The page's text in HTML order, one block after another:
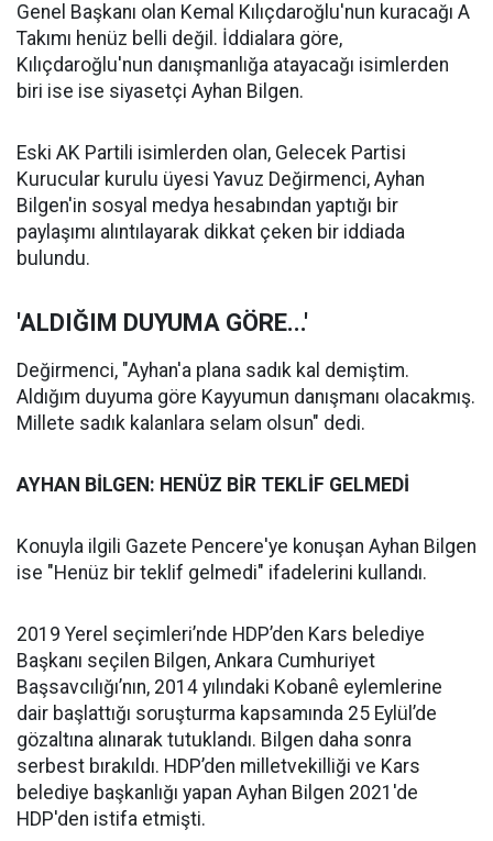
Genel Başkanı olan Kemal Kılıçdaroğlu'nun kuracağı A
Takımı henüz belli değil. İddialara göre,
Kılıçdaroğlu'nun danışmanlığa atayacağı isimlerden
biri ise ise siyasetçi Ayhan Bilgen.
Eski AK Partili isimlerden olan, Gelecek Partisi
Kurucular kurulu üyesi Yavuz Değirmenci, Ayhan
Bilgen'in sosyal medya hesabından yaptığı bir
paylaşımı alıntılayarak dikkat çeken bir iddiada
bulundu.
'ALDIĞIM DUYUMA GÖRE...'
Değirmenci, "Ayhan'a plana sadık kal demiştim.
Aldığım duyuma göre Kayyumun danışmanı olacakmış.
Millete sadık kalanlara selam olsun" dedi.
AYHAN BİLGEN: HENÜZ BİR TEKLİF GELMEDİ
Konuyla ilgili Gazete Pencere'ye konuşan Ayhan Bilgen
ise "Henüz bir teklif gelmedi" ifadelerini kullandı.
2019 Yerel seçimleri’nde HDP’den Kars belediye
Başkanı seçilen Bilgen, Ankara Cumhuriyet
Başsavcılığı’nın, 2014 yılındaki Kobanê eylemlerine
dair başlattığı soruşturma kapsamında 25 Eylül’de
gözaltına alınarak tutuklandı. Bilgen daha sonra
serbest bırakıldı. HDP’den milletvekilliği ve Kars
belediye başkanlığı yapan Ayhan Bilgen 2021'de
HDP'den istifa etmişti.